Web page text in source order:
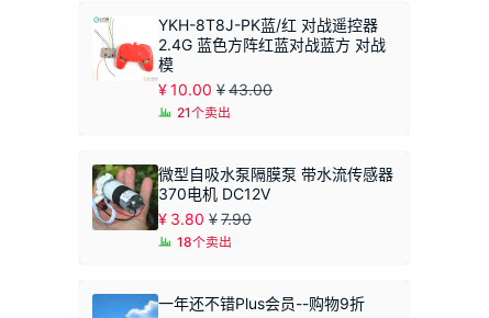
YKH-8T8J-PK蓝/红 对战遥控器
2.4G 蓝色方阵红蓝对战蓝方 对战
模
¥10.00 ¥43.00
21个卖出
微型自吸水泵隔膜泵 带水流传感器
370电机 DC12V
¥ 3.80 ¥7.90
18个卖出
一年还不错Plus会员--购物9折